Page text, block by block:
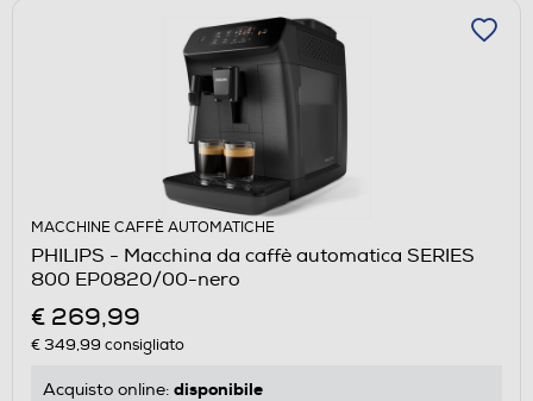
MACCHINE CAFFÈ AUTOMATICHE
PHILIPS - Macchina da caffè automatica SERIES
800 EP0820/00-nero
€ 269,99
€ 349,99 consigliato
Acquisto online: disponibile